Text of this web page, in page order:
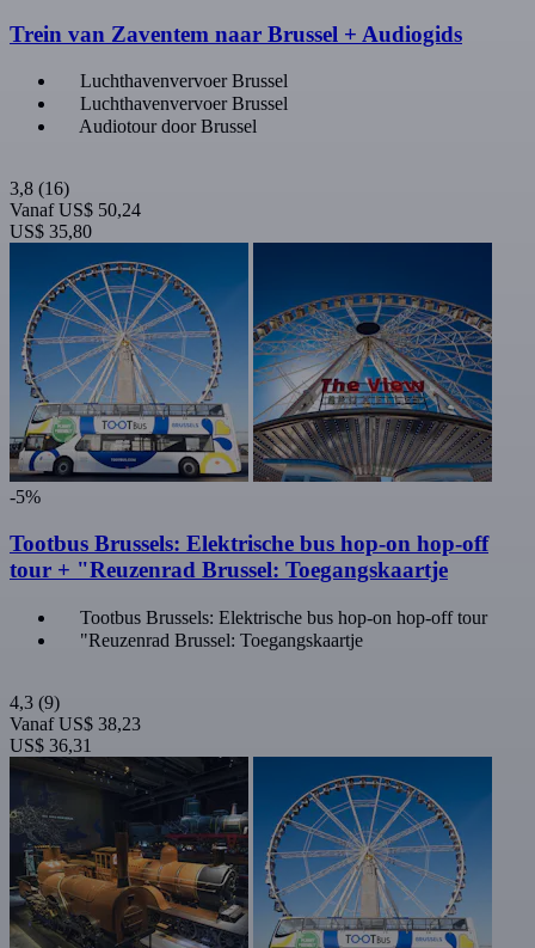
Trein van Zaventem naar Brussel + Audiogids
Luchthavenvervoer Brussel
Luchthavenvervoer Brussel
Audiotour door Brussel
3,8 (16)
Vanaf US$ 50,24
US$ 35,80
-5%
Tootbus Brussels: Elektrische bus hop-on hop-off
tour + "Reuzenrad Brussel: Toegangskaartje
Tootbus Brussels: Elektrische bus hop-on hop-off tour
"Reuzenrad Brussel: Toegangskaartje
4,3 (9)
Vanaf US$ 38,23
US$ 36,31